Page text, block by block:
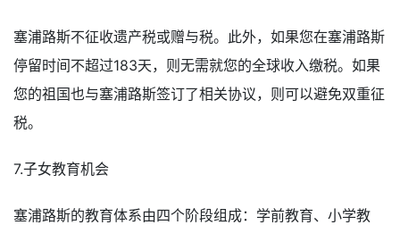
塞浦路斯不征收遗产税或赠与税。此外，如果您在塞浦路斯
停留时间不超过183天，则无需就您的全球收入缴税。如果
您的祖国也与塞浦路斯签订了相关协议，则可以避免双重征
税。
7.子女教育机会
塞浦路斯的教育体系由四个阶段组成：学前教育、小学教